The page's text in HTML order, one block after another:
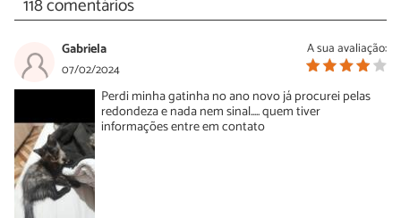
118 comentários
A sua avaliação:
Gabriela
07/02/2024
Perdi minha gatinha no ano novo já procurei pelas
redondeza e nada nem sinal..... quem tiver
informações entre em contato